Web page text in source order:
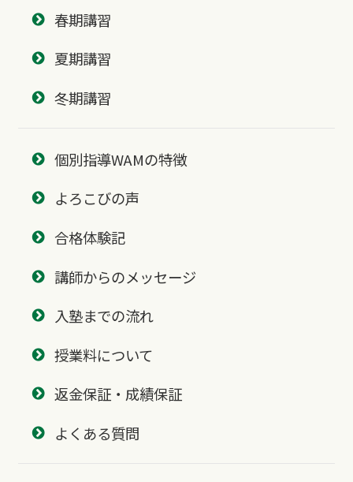
春期講習
夏期講習
冬期講習
個別指導WAMの特徴
よろこびの声
合格体験記
講師からのメッセージ
入塾までの流れ
授業料について
返金保証・成績保証
よくある質問